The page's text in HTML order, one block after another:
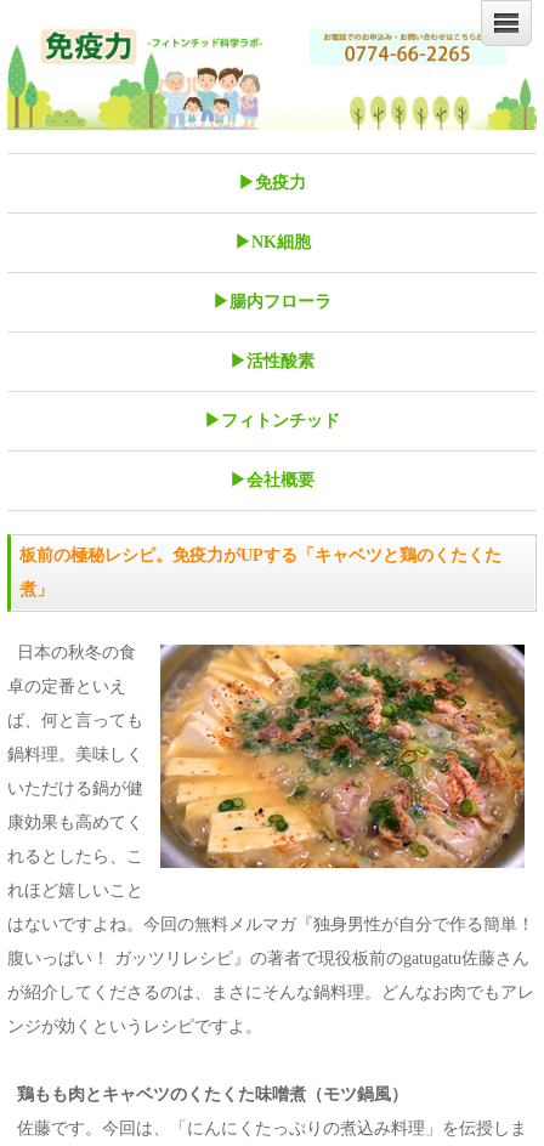
▶免疫力
▶NK細胞
▶腸内フローラ
▶活性酸素
▶フィトンチッド
▶会社概要
板前の極秘レシピ。免疫力がUPする「キャベツと鶏のくたくた
煮」
日本の秋冬の食
卓の定番といえ
ば、何と言っても
鍋料理。美味しく
いただける鍋が健
康効果も高めてく
れるとしたら、こ
れほど嬉しいこと
はないですよね。今回の無料メルマガ『独身男性が自分で作る簡単！
腹いっぱい！ ガッツリレシピ』の著者で現役板前のgatugatu佐藤さん
が紹介してくださるのは、まさにそんな鍋料理。どんなお肉でもアレ
ンジが効くというレシピですよ。
鶏もも肉とキャベツのくたくた味噌煮（モツ鍋風）
佐藤です。今回は、「にんにくたっぷりの煮込み料理」を伝授しま